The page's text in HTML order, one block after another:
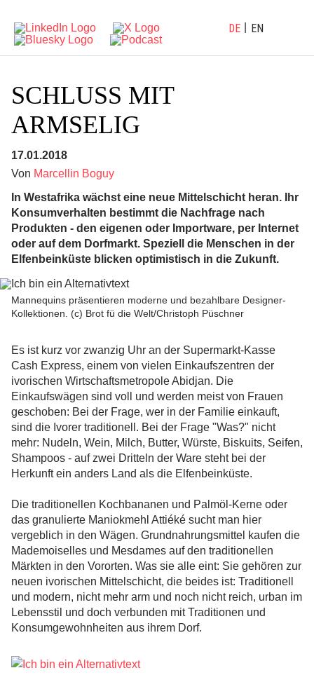
DE EN
SCHLUSS MIT
ARMSELIG
17.01.2018
Von Marcellin Boguy
In Westafrika wächst eine neue Mittelschicht heran. Ihr
Konsumverhalten bestimmt die Nachfrage nach
Produkten - den eigenen oder Importware, per Internet
oder auf dem Dorfmarkt. Speziell die Menschen in der
Elfenbeinküste blicken optimistisch in die Zukunft.
Mannequins präsentieren moderne und bezahlbare Designer-
Kollektionen. (c) Brot fü die Welt/Christoph Püschner
Es ist kurz vor zwanzig Uhr an der Supermarkt-Kasse
Cash Express, einem von vielen Einkaufszentren der
ivorischen Wirtschaftsmetropole Abidjan. Die
Einkaufswägen sind voll und werden meist von Frauen
geschoben: Bei der Frage, wer in der Familie einkauft,
sind die Ivorer traditionell. Bei der Frage "Was?" nicht
mehr: Nudeln, Wein, Milch, Butter, Würste, Biskuits, Seifen,
Shampoos - auf zwei Dritteln der Ware steht bei der
Herkunft ein anders Land als die Elfenbeinküste.
Die traditionellen Kochbananen und Palmöl-Kerne oder
das granulierte Maniokmehl Attiéké sucht man hier
vergeblich in den Wägen. Grundnahrungsmittel kaufen die
Mademoiselles und Mesdames auf den traditionellen
Märkten in den Vororten. Was sie alle eint: Sie gehören zur
neuen ivorischen Mittelschicht, die beides ist: Traditionell
und modern, nicht mehr arm und noch nicht reich, urban im
Lebensstil und doch verbunden mit Traditionen und
Konsumgewohnheiten aus ihrem Dorf.